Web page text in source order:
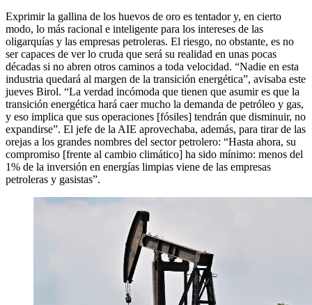
Exprimir la gallina de los huevos de oro es tentador y, en cierto
modo, lo más racional e inteligente para los intereses de las
oligarquías y las empresas petroleras. El riesgo, no obstante, es no
ser capaces de ver lo cruda que será su realidad en unas pocas
décadas si no abren otros caminos a toda velocidad. “Nadie en esta
industria quedará al margen de la transición energética”, avisaba este
jueves Birol. “La verdad incómoda que tienen que asumir es que la
transición energética hará caer mucho la demanda de petróleo y gas,
y eso implica que sus operaciones [fósiles] tendrán que disminuir, no
expandirse”. El jefe de la AIE aprovechaba, además, para tirar de las
orejas a los grandes nombres del sector petrolero: “Hasta ahora, su
compromiso [frente al cambio climático] ha sido mínimo: menos del
1% de la inversión en energías limpias viene de las empresas
petroleras y gasistas”.